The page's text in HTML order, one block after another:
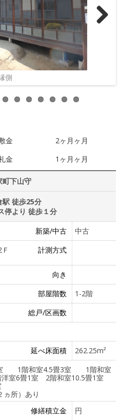
側
金
2ヶ月ヶ月
金
1ヶ月ヶ月
町下山守
駅 徒歩25分
停より 徒歩１分
新築/中古
中古
計測方式
向き
部屋階数
1-2階
総戸/区画数
延べ床面積
262.25m²
室 1階和室4.5畳3室 1階和室
6畳1室 2階和室10.5畳1室
1室
ヵ所）あり
修繕積立金
円